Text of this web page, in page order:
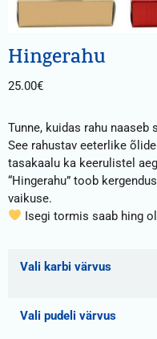
Hingerahu
25.00€
Tunne, kuidas rahu naaseb
See rahustav eeterlike
tasakaalu ka keerulistel
“Hingerahu” toob
vaikuse.
Isegi tormis saab hing
Vali karbi värvus
Vali pudeli värvus